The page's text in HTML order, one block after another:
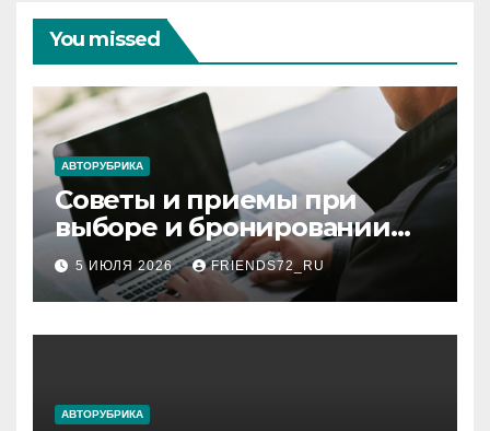
You missed
АВТОРУБРИКА
Советы и приемы при
выборе и бронировании
авиабилетов
5 ИЮЛЯ 2026 FRIENDS72_RU
АВТОРУБРИКА